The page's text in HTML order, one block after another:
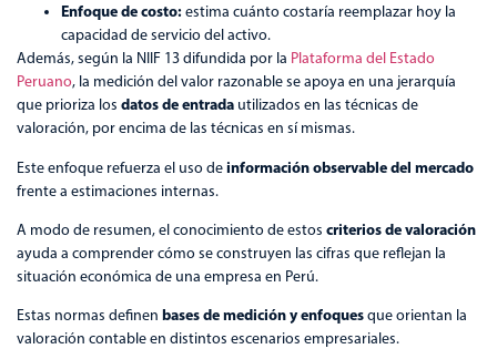
Enfoque de costo:estima cuánto costaría reemplazar hoy la
capacidad de servicio del activo.
Además, según la NIIF 13 difundida por la Plataforma del Estado
Peruano, la medición del valor razonable se apoya en una jerarquía
que prioriza los datos de entrada utilizados en las técnicas de
valoración, por encima de las técnicas en sí mismas.
Este enfoque refuerza el uso deinformación observable del mercado
frente a estimaciones internas.
A modo de resumen, el conocimiento de estos criterios de valoración
ayuda a comprender cómo se construyen las cifras que reflejan la
situación económica de una empresa en Perú.
Estas normas definen bases de medición y enfoquesque orientan la
valoración contable en distintos escenarios empresariales.